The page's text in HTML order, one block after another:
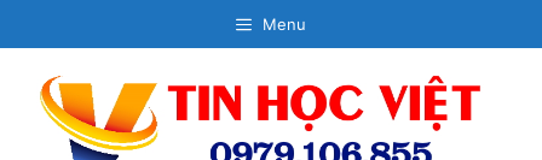
đến
dung
Menu